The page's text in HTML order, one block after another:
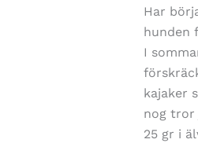
Har
hunden
I
kajaker
nog tror
25 gr i